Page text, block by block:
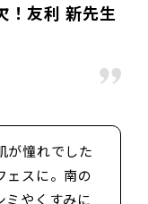
！友利 新先生
が憧れでした
ェスに。南の